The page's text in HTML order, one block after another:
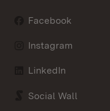
Facebook
Instagram
LinkedIn
Social Wall